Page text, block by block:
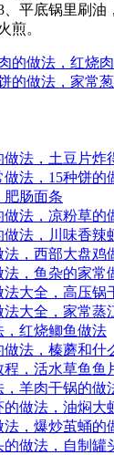
平底锅里刷油
煎。
的做法，红烧
的做法，家常
做法，土豆片炸
法，15种饼的
肥肠面条
做法，凉粉草的
做法，川味香辣
法，西部大盘鸡
法，鱼杂的家常
法大全，高压锅
大全，家常蒸
，红烧鲫鱼做法
做法，榛蘑和什
，活水草鱼鱼
羊肉干锅的做
做法，油焖大
法，爆炒茧蛹的
的做法，自制罐